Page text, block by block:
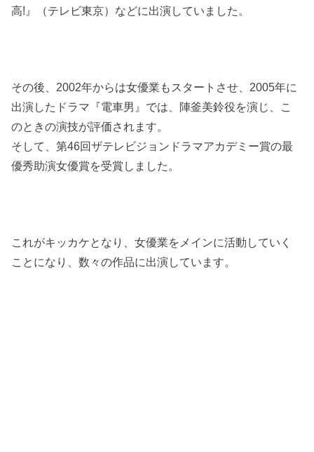
高!』（テレビ東京）などに出演していました。
その後、2002年からは女優業もスタートさせ、2005年に
出演したドラマ『電車男』では、陣釜美鈴役を演じ、こ
のときの演技が評価されます。
そして、第46回ザテレビジョンドラマアカデミー賞の最
優秀助演女優賞を受賞しました。
これがキッカケとなり、女優業をメインに活動していく
ことになり、数々の作品に出演しています。